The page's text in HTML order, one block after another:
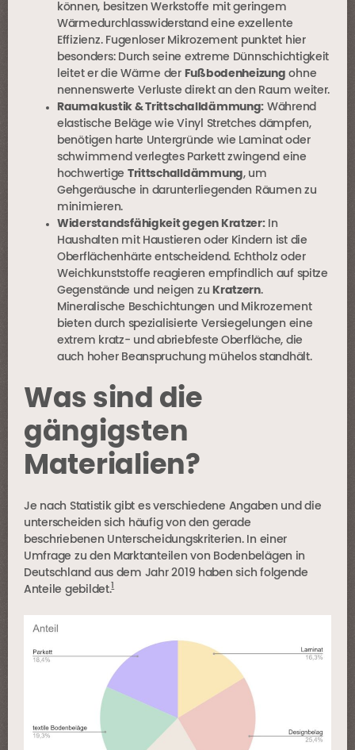
können, besitzen Werkstoffe mit geringem
Wärmedurchlasswiderstand eine exzellente
Effizienz. Fugenloser Mikrozement punktet hier
besonders: Durch seine extreme Dünnschichtigkeit
leitet er die Wärme der Fußbodenheizung ohne
nennenswerte Verluste direkt an den Raum weiter.
Raumakustik & Trittschalldämmung: Während
elastische Beläge wie Vinyl Stretches dämpfen,
benötigen harte Untergründe wie Laminat oder
schwimmend verlegtes Parkett zwingend eine
hochwertige Trittschalldämmung, um
Gehgeräusche in darunterliegenden Räumen zu
minimieren.
Widerstandsfähigkeit gegen Kratzer:In
Haushalten mit Haustieren oder Kindern ist die
Oberflächenhärte entscheidend. Echtholz oder
Weichkunststoffe reagieren empfindlich auf spitze
Gegenstände und neigen zu Kratzern.
Mineralische Beschichtungen und Mikrozement
bieten durch spezialisierte Versiegelungen eine
extrem kratz- und abriebfeste Oberfläche, die
auch hoher Beanspruchung mühelos standhält.
Was sind die
gängigsten
Materialien?
Je nach Statistik gibt es verschiedene Angaben und die
unterscheiden sich häufig von den gerade
beschriebenen Unterscheidungskriterien. In einer
Umfrage zu den Marktanteilen von Bodenbelägen in
Deutschland aus dem Jahr 2019 haben sich folgende
Anteile gebildet.